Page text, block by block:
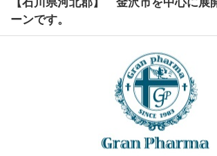
ーンです。